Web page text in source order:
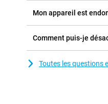
Mon appareil est
Comment puis-je
Toutes les questions